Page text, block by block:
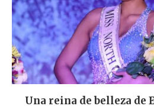
Una reina de belleza de